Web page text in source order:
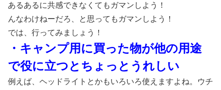
あるあるに共感できなくてもガマンしよう！
んなわけねーだろ、と思ってもガマンしよう！
では、行ってみましょう！
・キャンプ用に買った物が他の用途
で役に立つとちょっとうれしい
例えば、ヘッドライトとかもいろいろ使えますよね。ウチ